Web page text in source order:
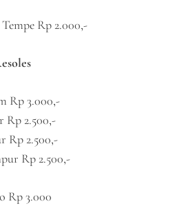
Rp 2.000,-
Rp 3.000,-
Rp 2.500,-
Rp 2.500,-
Rp 2.500,-
Rp 3.000